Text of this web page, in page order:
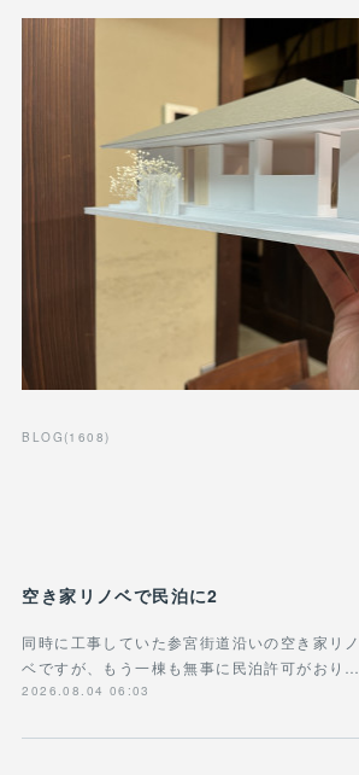
BLOG (1608)
空き家リノベで民泊に2
同時に工事していた参宮街道沿いの空き家リノ
ベですが、もう一棟も無事に民泊許可がおり…
2026.08.04 06:03